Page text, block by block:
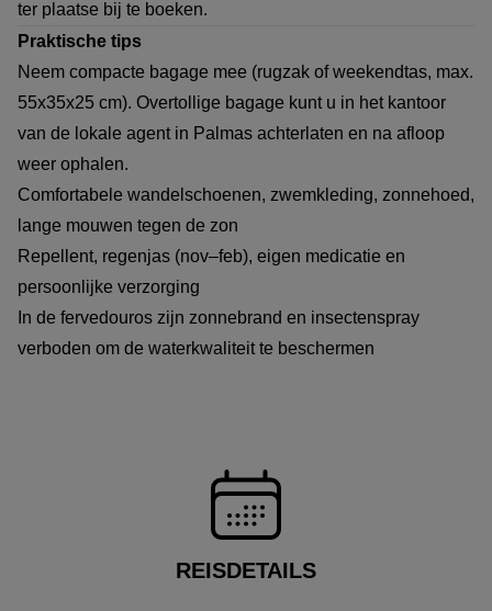
ter plaatse bij te boeken.
Praktische tips
Neem compacte bagage mee (rugzak of weekendtas, max.
55x35x25 cm). Overtollige bagage kunt u in het kantoor
van de lokale agent in Palmas achterlaten en na afloop
weer ophalen.
Comfortabele wandelschoenen, zwemkleding, zonnehoed,
lange mouwen tegen de zon
Repellent, regenjas (nov–feb), eigen medicatie en
persoonlijke verzorging
In de fervedouros zijn zonnebrand en insectenspray
verboden om de waterkwaliteit te beschermen
REISDETAILS